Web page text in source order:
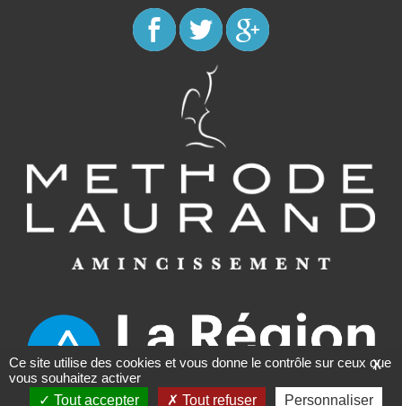
X
Ce site utilise des cookies et vous donne le contrôle sur ceux que
vous souhaitez activer
Tout accepter
Tout refuser Personnaliser